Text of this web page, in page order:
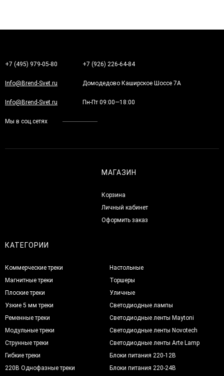
+7 (495) 979-05-80 +7 (926) 226-64-84
Info@Brend-Svet.ru Домодедово Каширское Шоссе 7А
Info@Brend-Svet.ru Пн-Пт 09:00—18:00
Мы в соц.сетях
МАГАЗИН
Корзина
Личный кабинет
Оформить заказ
КАТЕГОРИИ
Коммерческие треки
Магнитные треки
Плоские треки
Узкие 5 мм треки
Ременные треки
Модульные треки
Струнные треки
Гибкие треки
220В Однофазные треки
Настольные
Торшеры
Уличные
Светодиодные лампы
Светодиодные ленты Maytoni
Светодиодные ленты Novotech
Светодиодные ленты Arte Lamp
Блоки питания 220-12В
Блоки питания 220-24В